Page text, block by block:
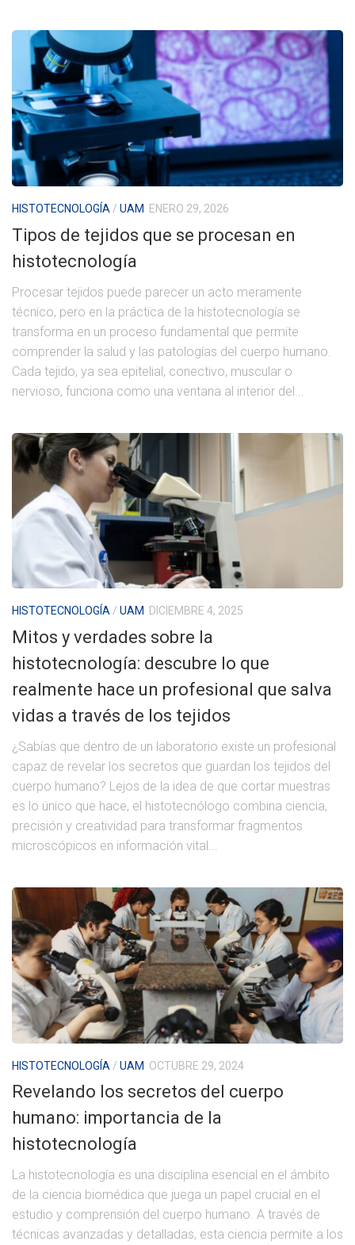
HISTOTECNOLOGÍA/ UAM ENERO 29, 2026
Tipos de tejidos que se procesan en
histotecnología
Procesar tejidos puede parecer un acto meramente
técnico, pero en la práctica de la histotecnología se
transforma en un proceso fundamental que permite
comprender la salud y las patologías del cuerpo humano.
Cada tejido, ya sea epitelial, conectivo, muscular o
nervioso, funciona como una ventana al interior del...
HISTOTECNOLOGÍA/ UAM DICIEMBRE 4, 2025
Mitos y verdades sobre la
histotecnología: descubre lo que
realmente hace un profesional que salva
vidas a través de los tejidos
¿Sabías que dentro de un laboratorio existe un profesional
capaz de revelar los secretos que guardan los tejidos del
cuerpo humano? Lejos de la idea de que cortar muestras
es lo único que hace, el histotecnólogo combina ciencia,
precisión y creatividad para transformar fragmentos
microscópicos en información vital...
HISTOTECNOLOGÍA / UAM OCTUBRE 29, 2024
Revelando los secretos del cuerpo
humano: importancia de la
histotecnología
La histotecnología es una disciplina esencial en el ámbito
de la ciencia biomédica que juega un papel crucial en el
estudio y comprensión del cuerpo humano. A través de
técnicas avanzadas y detalladas, esta ciencia permite a los